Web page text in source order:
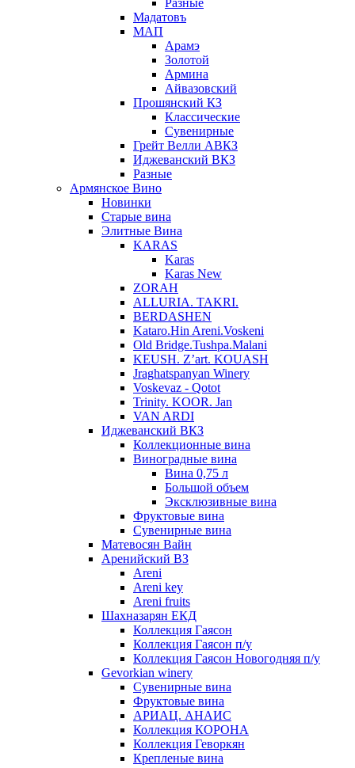
Разные
Мадатовъ
МАП
Арамэ
Золотой
Армина
Айвазовский
Прошянский КЗ
Классические
Сувенирные
Грейт Велли АВКЗ
Иджеванский ВКЗ
Разные
Армянское Вино
Новинки
Старые вина
Элитные Вина
KARAS
Karas
Karas New
ZORAH
ALLURIA. TAKRI.
BERDASHEN
Kataro.Hin Areni.Voskeni
Old Bridge.Tushpa.Malani
KEUSH. Z’art. KOUASH
Jraghatspanyan Winery
Voskevaz - Qotot
Trinity. KOOR. Jan
VAN ARDI
Иджеванский ВКЗ
Коллекционные вина
Виноградные вина
Вина 0,75 л
Большой объем
Эксклюзивные вина
Фруктовые вина
Cувенирные вина
Матевосян Вайн
Аренийский ВЗ
Areni
Areni key
Areni fruits
Шахназарян ЕКД
Коллекция Гаясон
Коллекция Гаясон п/у
Коллекция Гаясон Новогодняя п/у
Gevorkian winery
Сувенирные вина
Фруктовые вина
АРИАЦ. АНАИС
Коллекция КОРОНА
Коллекция Геворкян
Крепленые вина